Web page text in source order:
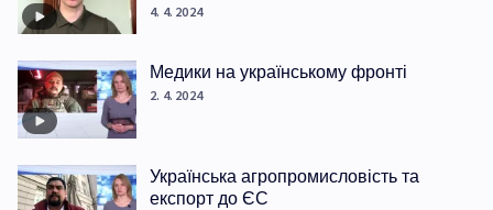
4. 4. 2024
Медики на українському фронті
2. 4. 2024
Українська агропромисловість та
експорт до ЄС